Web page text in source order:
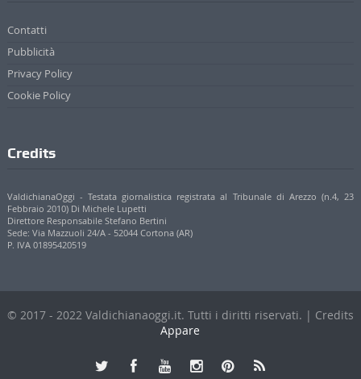
Contatti
Pubblicità
Privacy Policy
Cookie Policy
Credits
ValdichianaOggi - Testata giornalistica registrata al Tribunale di Arezzo (n.4, 23
Febbraio 2010) Di Michele Lupetti
Direttore Responsabile Stefano Bertini
Sede: Via Mazzuoli 24/A - 52044 Cortona (AR)
P. IVA 01895420519
© 2017 - 2022 Valdichianaoggi.it. Tutti i diritti riservati. | Credits
Appare